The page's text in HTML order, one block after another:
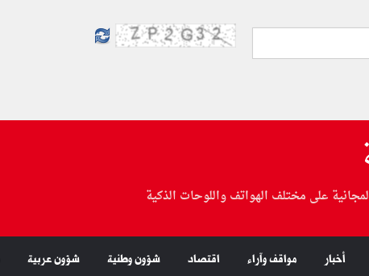
على مختلف الهواتف واللوحات الذكية
أخبار مواقف وآراء اقتصاد شؤون وطنية شؤون عربية